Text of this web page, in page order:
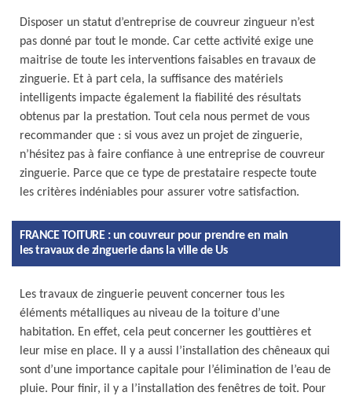
Disposer un statut d’entreprise de couvreur zingueur n’est
pas donné par tout le monde. Car cette activité exige une
maitrise de toute les interventions faisables en travaux de
zinguerie. Et à part cela, la suffisance des matériels
intelligents impacte également la fiabilité des résultats
obtenus par la prestation. Tout cela nous permet de vous
recommander que : si vous avez un projet de zinguerie,
n’hésitez pas à faire confiance à une entreprise de couvreur
zinguerie. Parce que ce type de prestataire respecte toute
les critères indéniables pour assurer votre satisfaction.
FRANCE TOITURE : un couvreur pour prendre en main
les travaux de zinguerie dans la ville de Us
Les travaux de zinguerie peuvent concerner tous les
éléments métalliques au niveau de la toiture d’une
habitation. En effet, cela peut concerner les gouttières et
leur mise en place. Il y a aussi l’installation des chêneaux qui
sont d’une importance capitale pour l’élimination de l’eau de
pluie. Pour finir, il y a l’installation des fenêtres de toit. Pour